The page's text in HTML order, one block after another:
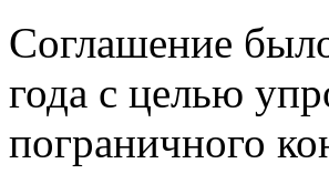
Соглашение
года с целью
пограничного